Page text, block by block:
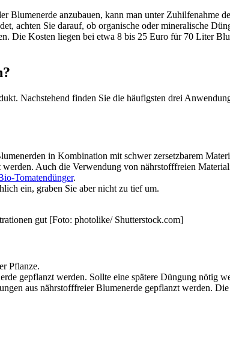
anzubauen, kann man unter Zuhilfenahme
achten Sie darauf, ob organische oder mineralische
Die Kosten liegen bei etwa 8 bis 25 Euro für 70 Liter
Nachstehend finden Sie die häufigsten drei
in Kombination mit schwer zersetzbarem
Auch die Verwendung von nährstofffreien
Tomatendünger.
ein, graben Sie aber nicht zu tief um.
gut [Foto: photolike/ Shutterstock.com]
Pflanze.
gepflanzt werden. Sollte eine spätere Düngung nötig
aus nährstofffreier Blumenerde gepflanzt werden.